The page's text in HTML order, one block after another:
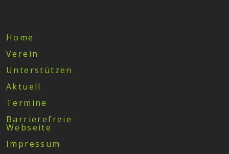
Home
Verein
Unterstützen
Aktuell
Termine
Barrierefreie
Webseite
Impressum